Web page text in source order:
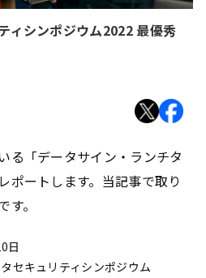
ィシンポジウム2022 最優秀
る「データサイン・ランチタ
ポートします。当記事で取り
。
日
セキュリティシンポジウム